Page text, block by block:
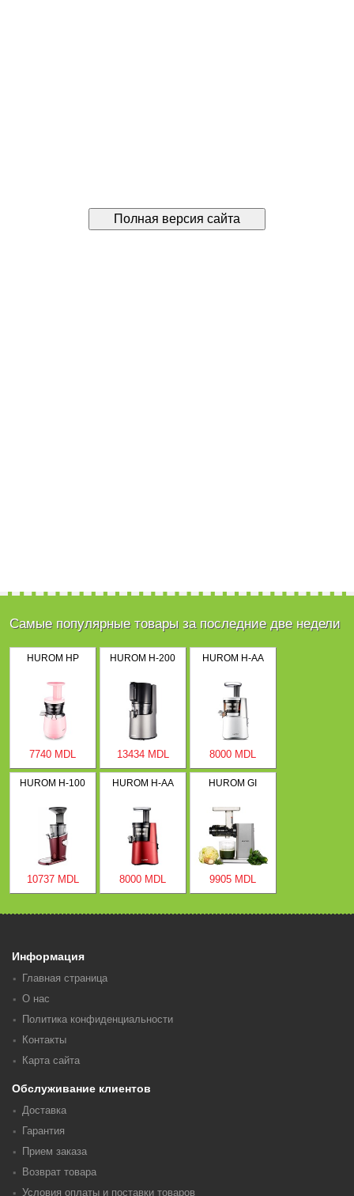
Самые популярные товары за последние две недели
HUROM HP
7740 MDL
HUROM H-200
13434 MDL
HUROM H-AA
8000 MDL
HUROM H-100
10737 MDL
HUROM H-AA
8000 MDL
HUROM GI
9905 MDL
Информация
Главная страница
О нас
Политика конфиденциальности
Контакты
Карта сайта
Обслуживание клиентов
Доставка
Гарантия
Прием заказа
Возврат товара
Условия оплаты и поставки товаров